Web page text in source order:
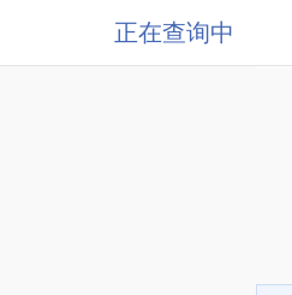
正在查询中